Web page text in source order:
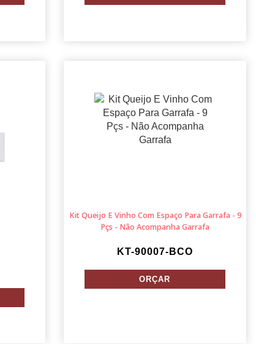
Kit Queijo E Vinho Com Espaço Para Garrafa - 9
Pçs - Não Acompanha Garrafa
KT-90007-BCO